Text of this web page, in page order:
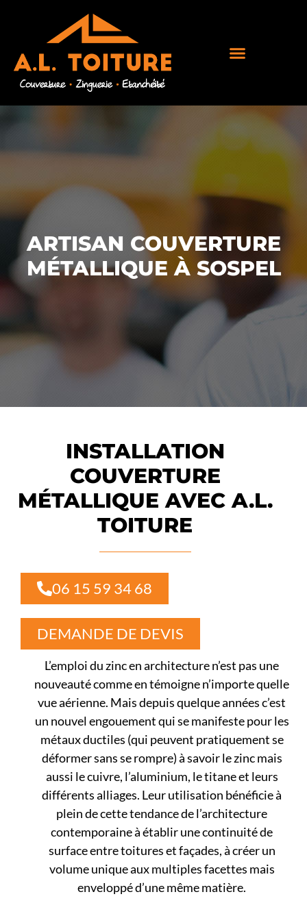
ARTISAN COUVERTURE
MÉTALLIQUE À SOSPEL
INSTALLATION
COUVERTURE
MÉTALLIQUE AVEC A.L.
TOITURE
06 15 59 34 68
DEMANDE DE DEVIS
L’emploi du zinc en architecture n’est pas une
nouveauté comme en témoigne n’importe quelle
vue aérienne. Mais depuis quelque années c’est
un nouvel engouement qui se manifeste pour les
métaux ductiles (qui peuvent pratiquement se
déformer sans se rompre) à savoir le zinc mais
aussi le cuivre, l’aluminium, le titane et leurs
différents alliages. Leur utilisation bénéficie à
plein de cette tendance de l’architecture
contemporaine à établir une continuité de
surface entre toitures et façades, à créer un
volume unique aux multiples facettes mais
enveloppé d’une même matière.